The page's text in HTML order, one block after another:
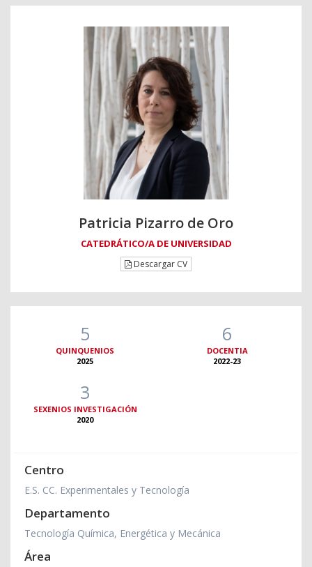
Patricia Pizarro de Oro
CATEDRÁTICO/A DE UNIVERSIDAD
Descargar CV
5
QUINQUENIOS
2025
6
DOCENTIA
2022-23
3
SEXENIOS INVESTIGACIÓN
2020
Centro
E.S. CC. Experimentales y Tecnología
Departamento
Tecnología Química, Energética y Mecánica
Área